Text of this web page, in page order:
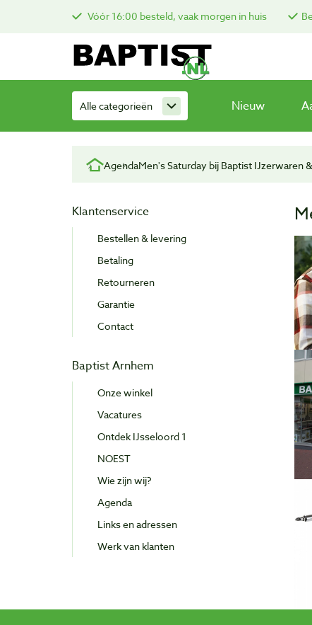
Vóór 16:00 besteld, vaak morgen in huis
Alle categorieën Nieuw
AgendaMen's Saturday bij Baptist IJzerwaren
Klantenservice
Bestellen & levering
Betaling
Retourneren
Garantie
Contact
Baptist Arnhem
Onze winkel
Vacatures
Ontdek IJsseloord 1
NOEST
Wie zijn wij?
Agenda
Links en adressen
Werk van klanten